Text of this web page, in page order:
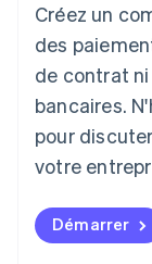
Créez un
des
de contrat
bancaires.
pour
votre
Démarrer
Lettonie
English
Deutsch
Lituanie
Luxembourg
Français
English简体中
Malte